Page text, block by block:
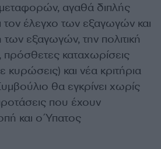
μεταφορών, αγαθά διπλής
έλεγχο των εξαγωγών και
εξαγωγών, την πολιτική
καταχωρίσεις
και νέα κριτήρια
θα εγκρίνει χωρίς
που έχουν
και ο Ύπατος